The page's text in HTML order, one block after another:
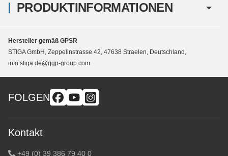
PRODUKTINFORMATIONEN
Hersteller gemäß GPSR
STIGA GmbH, Zeppelinstrasse 42, 47638 Straelen, Deutschland,
info.stiga.de@ggp-group.com
FOLGEN
Kontakt
+49 (0) 39 386 79 40 0